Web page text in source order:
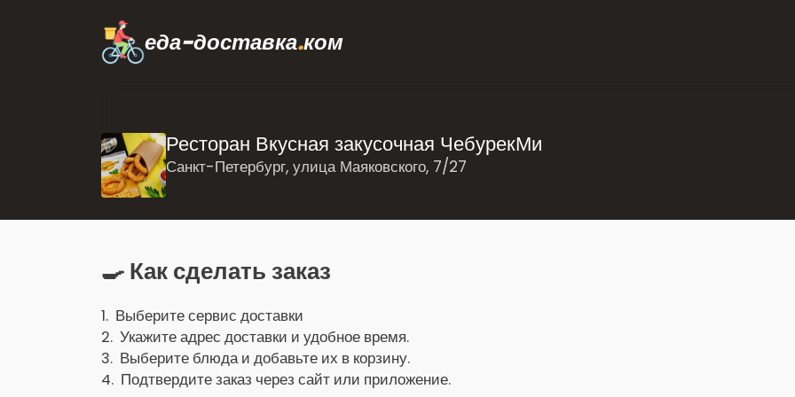
еда-доставка.ком
Ресторан Вкусная закусочная ЧебурекМи
Санкт-Петербург, улица Маяковского, 7/27
🍳 Как сделать заказ
1. Выберите сервис доставки
2. Укажите адрес доставки и удобное время.
3. Выберите блюда и добавьте их в корзину.
4. Подтвердите заказ через сайт или приложение.